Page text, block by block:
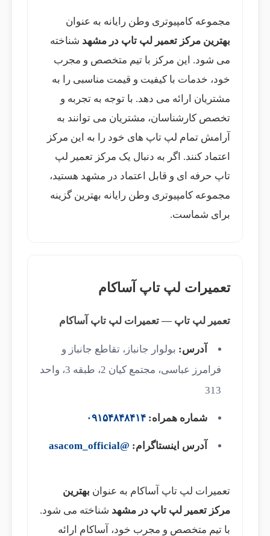
مجموعه کامپیوتری وطن رایانه به عنوان
بهترین مرکز تعمیر لپ تاپ در مشهد شناخته
می شود. این مرکز با تیم متخصص و مجرب
خود، خدمات با کیفیت و قیمت مناسبی را به
مشتریان ارائه می دهد. با توجه به تجربه و
تخصص کارشناسان، مشتریان می توانند به
آرامش تمام لپ تاپ های خود را به این مرکز
اعتماد کنند. اگر به دنبال یک مرکز تعمیر لپ
تاپ حرفه ای و قابل اعتماد در مشهد هستید،
مجموعه کامپیوتری وطن رایانه بهترین گزینه
برای شماست.
تعمیرات لپ تاپ آساکام
تعمیر لپ تاپ — تعمیرات لپ تاپ آساکام
آدرس: بولوار جانباز، تقاطع جانباز و
فرامرز عباسی، مجتمع کیان 2، طبقه 3، واحد
313
شماره همراه: ۰۹۱۵۴۸۴۸۴۱۴
آدرس اینستاگرام: @asacom_official
تعمیرات لپ تاپ آساکام به عنوان بهترین
مرکز تعمیر لپ تاپ در مشهد شناخته می شود.
با تیم متخصص و مجرب خود، آساکام ارائه